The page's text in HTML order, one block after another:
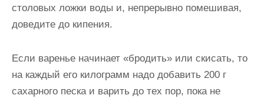
столовых ложки воды и, непрерывно помешивая,
доведите до кипения.
Если варенье начинает «бродить» или скисать, то
на каждый его килограмм надо добавить 200 г
сахарного песка и варить до тех пор, пока не